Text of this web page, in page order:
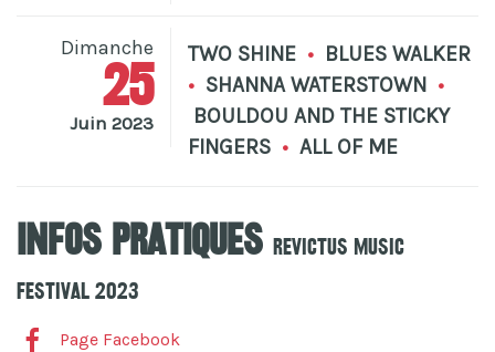
Dimanche
25
Juin 2023
TWO SHINE • BLUES WALKER
• SHANNA WATERSTOWN •
BOULDOU AND THE STICKY
FINGERS • ALL OF ME
Infos pratiques Revictus Music
Festival 2023
Page Facebook